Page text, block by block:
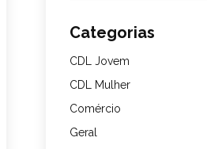
Categorias
CDL Jovem
CDL Mulher
Comércio
Geral